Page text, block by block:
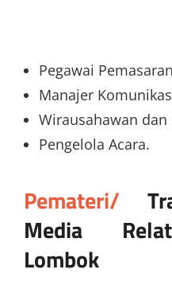
Pegawai
Manajer
Wirausahawan
Pengelola Acara.
Pemateri/
Media
Lombok